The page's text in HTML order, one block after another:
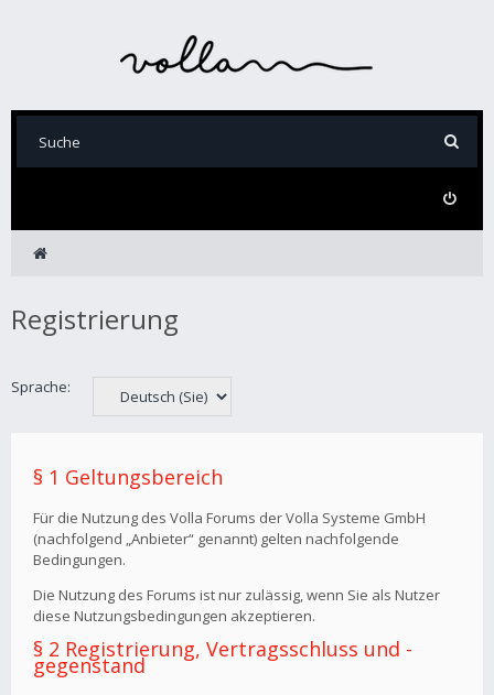
Registrierung
Sprache:
§ 1 Geltungsbereich
Für die Nutzung des Volla Forums der Volla Systeme GmbH
(nachfolgend „Anbieter“ genannt) gelten nachfolgende
Bedingungen.
Die Nutzung des Forums ist nur zulässig, wenn Sie als Nutzer
diese Nutzungsbedingungen akzeptieren.
§ 2 Registrierung, Vertragsschluss und -
gegenstand